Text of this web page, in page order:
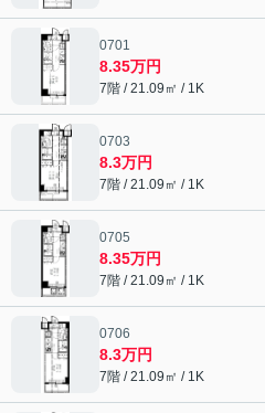
0701
8.35万円
7階 / 21.09㎡ / 1K
0703
8.3万円
7階 / 21.09㎡ / 1K
0705
8.35万円
7階 / 21.09㎡ / 1K
0706
8.3万円
7階 / 21.09㎡ / 1K